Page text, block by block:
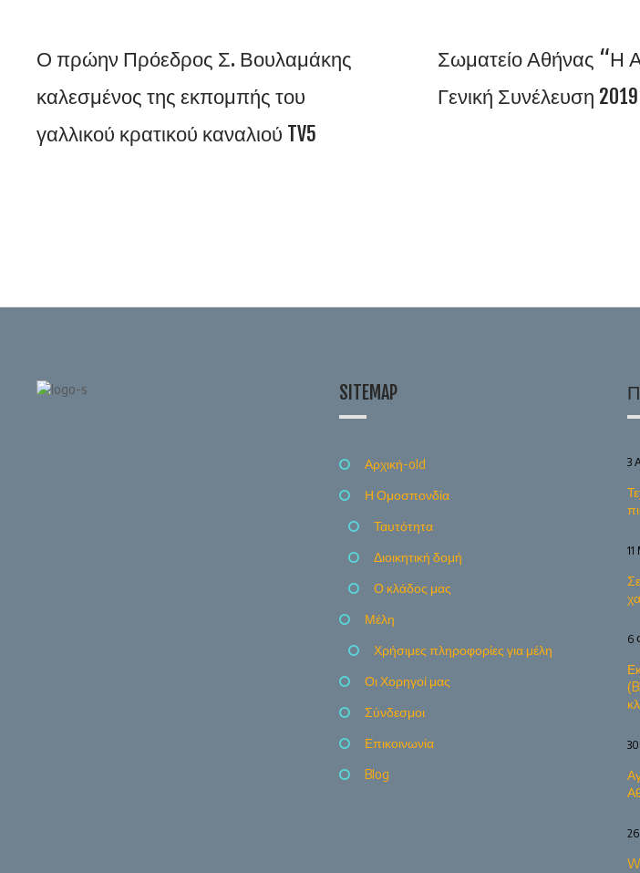
Ο πρώην Πρόεδρος Σ. Βουλαμάκης
καλεσμένος της εκπομπής του
γαλλικού κρατικού καναλιού TV5
Σωματείο Αθήνας “Η
Γενική Συνέλευση 2019
SITEMAP
Αρχική-old
Η Ομοσπονδία
Ταυτότητα
Διοικητική δομή
Ο κλάδος μας
Μέλη
Χρήσιμες πληροφορίες για μέλη
Οι Χορηγοί μας
Σύνδεσμοι
Επικοινωνία
Blog
3
6